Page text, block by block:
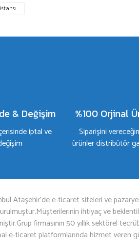
iletebilirsiniz.
& Değişim
iptal ve
%100 Orjinal
Siparişini
ürünler distribütör
Ataşehir’de e-ticaret siteleri ve
ihtiyaç ve
firmasının 50 yıllık sektörel
e-ticaret platformlarında hizmet veren